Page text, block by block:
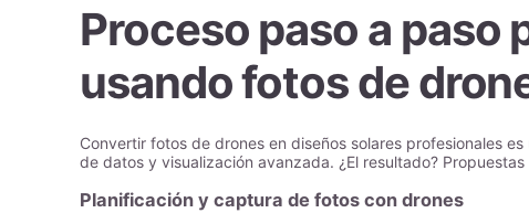
Proceso paso a paso
usando fotos de
Convertir fotos de drones en diseños solares profesionales
de datos y visualización avanzada. ¿El resultado?
Planificación y captura de fotos con drones